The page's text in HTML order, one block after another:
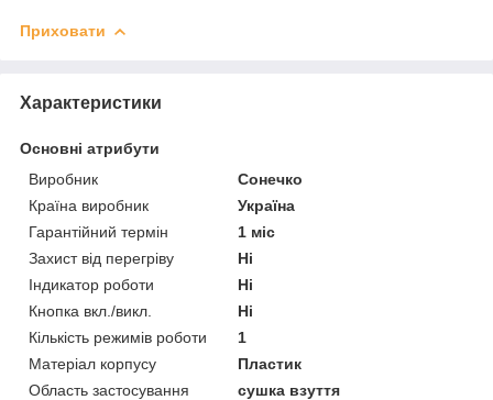
Приховати
Характеристики
Основні атрибути
Виробник
Сонечко
Країна виробник
Україна
Гарантійний термін
1 міс
Захист від перегріву
Ні
Індикатор роботи
Ні
Кнопка вкл./викл.
Ні
Кількість режимів роботи
1
Матеріал корпусу
Пластик
Область застосування
сушка взуття